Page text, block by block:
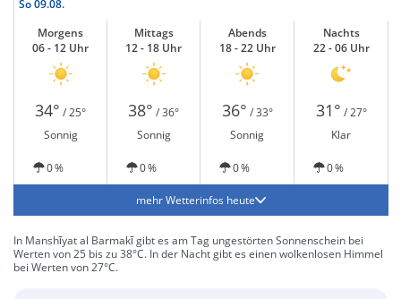
So09.08.
Morgens
06 - 12 Uhr
Mittags
12 - 18 Uhr
Abends
18 - 22 Uhr
Nachts
22 - 06 Uhr
34° / 25° 38° / 36° 36° / 33° 31° / 27°
Sonnig
Sonnig Sonnig Klar
0 % 0 % 0 % 0 %
mehr Wetterinfos heute
In Manshīyat al Barmakī gibt es am Tag ungestörten Sonnenschein bei
Werten von 25 bis zu 38°C. In der Nacht gibt es einen wolkenlosen Himmel
bei Werten von 27°C.